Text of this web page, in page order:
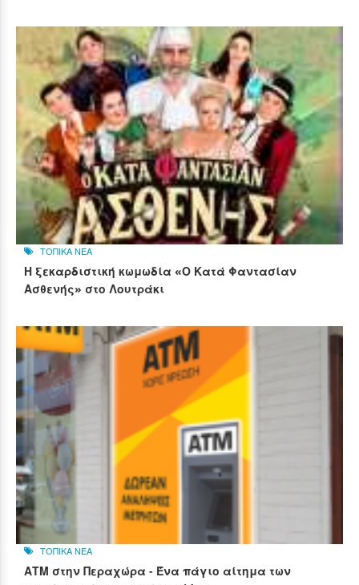
ΤΟΠΙΚΑ ΝΕΑ
Η ξεκαρδιστική κωμωδία «Ο Κατά Φαντασίαν
Ασθενής» στο Λουτράκι
ΤΟΠΙΚΑ ΝΕΑ
ΑΤΜ στην Περαχώρα - Ένα πάγιο αίτημα των